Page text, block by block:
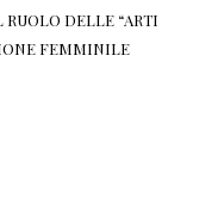
RUOLO DELLE “ARTI
FEMMINILE